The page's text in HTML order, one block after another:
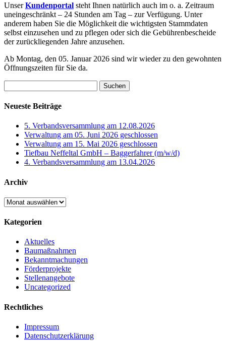
UnserKundenportal steht Ihnen natürlich auch im o. a. Zeitraum
uneingeschränkt – 24 Stunden am Tag – zur Verfügung. Unter
anderem haben Sie die Möglichkeit die wichtigsten Stammdaten
selbst einzusehen und zu pflegen oder sich die Gebührenbescheide
der zurückliegenden Jahre anzusehen.
Ab Montag, den 05. Januar 2026 sind wir wieder zu den gewohnten
Öffnungszeiten für Sie da.
nach:
Neueste Beiträge
5. Verbandsversammlung am 12.08.2026
Verwaltung am 05. Juni 2026 geschlossen
Verwaltung am 15. Mai 2026 geschlossen
Tiefbau Neffeltal GmbH – Baggerfahrer (m/w/d)
4. Verbandsversammlung am 13.04.2026
Archiv
Archiv
Kategorien
Aktuelles
Baumaßnahmen
Bekanntmachungen
Förderprojekte
Stellenangebote
Uncategorized
Rechtliches
Impressum
Datenschutzerklärung